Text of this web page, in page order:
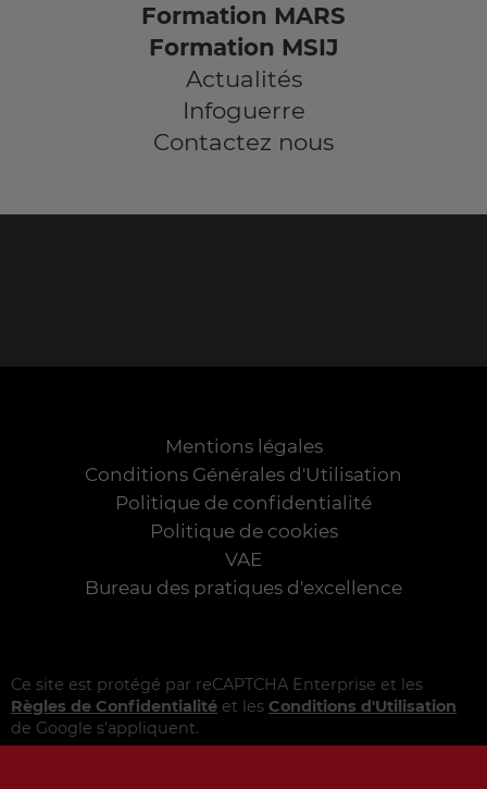
Formation MARS
Formation MSIJ
Actualités
Infoguerre
Contactez nous
Mentions légales
Conditions Générales d'Utilisation
Politique de confidentialité
Politique de cookies
VAE
Bureau des pratiques d'excellence
Ce site est protégé par reCAPTCHA Enterprise et les
Règles de Confidentialité et les Conditions d'Utilisation
de Google s'appliquent.